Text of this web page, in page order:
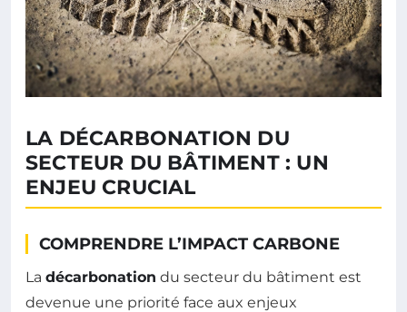
LA DÉCARBONATION DU
SECTEUR DU BÂTIMENT : UN
ENJEU CRUCIAL
COMPRENDRE L’IMPACT CARBONE
La décarbonation du secteur du bâtiment est
devenue une priorité face aux enjeux